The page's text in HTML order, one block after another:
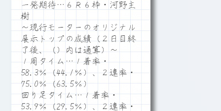
一発期待…６Ｒ６枠・河野主
樹
～現行モーターのオリジナル
展示トップの成績（２日目終
了後、（）内は通算）～
１周タイム…１着率・
58.3％（44.1％）、２連率・
75.0％（63.5％）
回り足タイム…１着率・
53.9％（29.5％）、２連率・